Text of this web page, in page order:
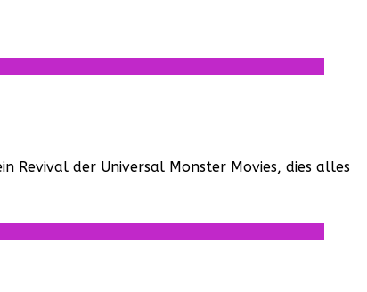
Revival der Universal Monster Movies, dies alles